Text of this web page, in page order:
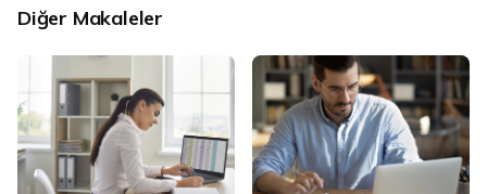
Diğer Makaleler